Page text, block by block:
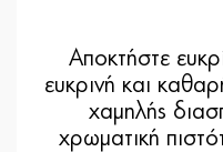
Αποκτήστε
ευκρινή και
χαμηλής
χρωματική